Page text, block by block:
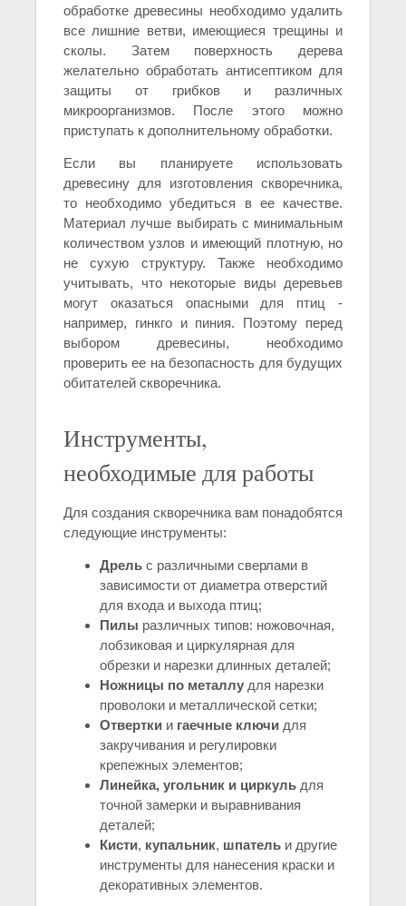
обработке древесины необходимо удалить
все лишние ветви, имеющиеся трещины и
сколы. Затем поверхность дерева
желательно обработать антисептиком для
защиты от грибков и различных
микроорганизмов. После этого можно
приступать к дополнительному обработки.
Если вы планируете использовать
древесину для изготовления скворечника,
то необходимо убедиться в ее качестве.
Материал лучше выбирать с минимальным
количеством узлов и имеющий плотную, но
не сухую структуру. Также необходимо
учитывать, что некоторые виды деревьев
могут оказаться опасными для птиц -
например, гинкго и пиния. Поэтому перед
выбором древесины, необходимо
проверить ее на безопасность для будущих
обитателей скворечника.
Инструменты,
необходимые для работы
Для создания скворечника вам понадобятся
следующие инструменты:
Дрель с различными сверлами в
зависимости от диаметра отверстий
для входа и выхода птиц;
Пилы различных типов: ножовочная,
лобзиковая и циркулярная для
обрезки и нарезки длинных деталей;
Ножницы по металлу для нарезки
проволоки и металлической сетки;
Отвертки и гаечные ключи для
закручивания и регулировки
крепежных элементов;
Линейка, угольник и циркуль для
точной замерки и выравнивания
деталей;
Кисти, купальник, шпатель и другие
инструменты для нанесения краски и
декоративных элементов.